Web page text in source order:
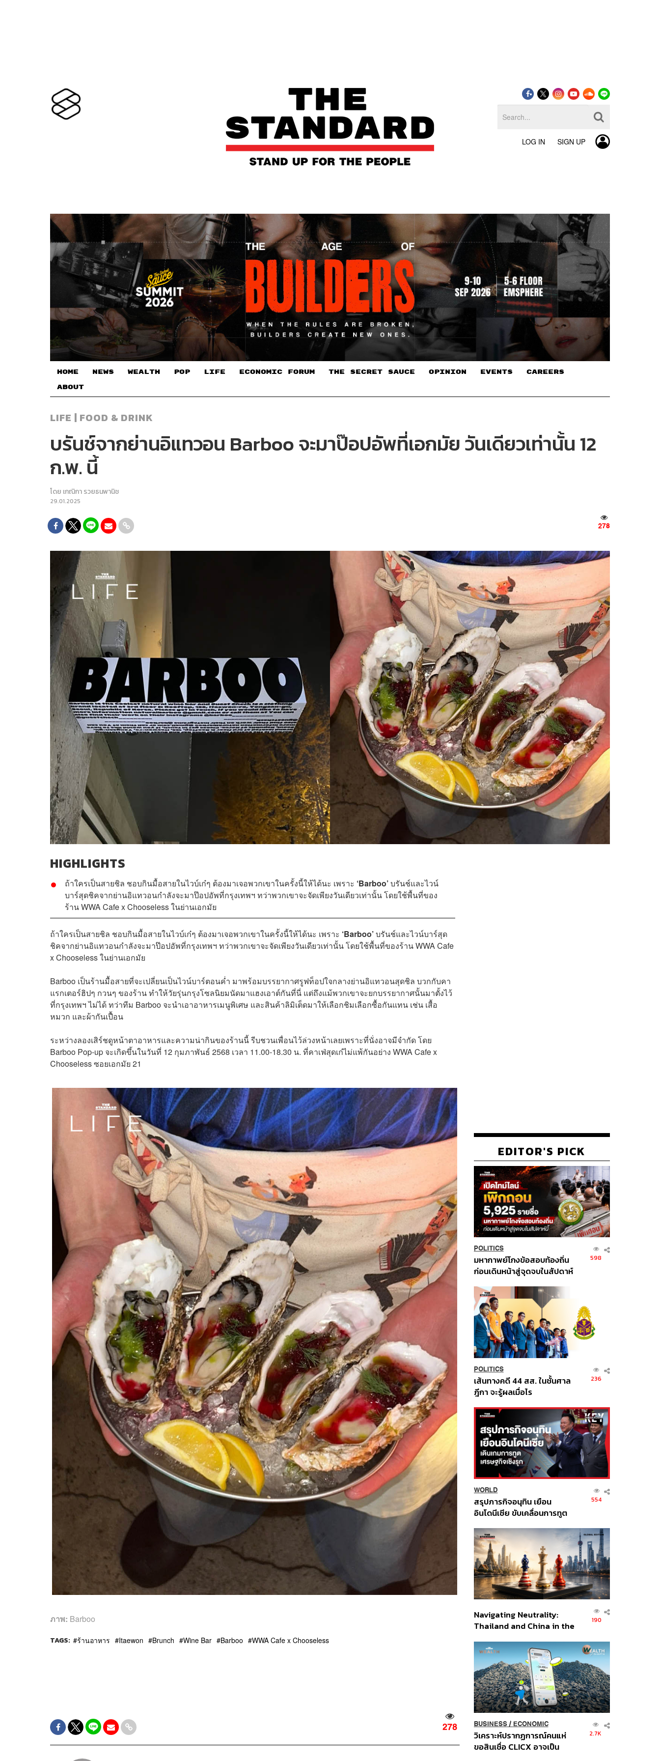
LOG IN SIGN UP
HOME NEWS WEALTH POP LIFE ECONOMIC FORUM THE SECRET SAUCE​ OPINION EVENTS CAREERS
ABOUT
LIFE | FOOD & DRINK
บรันช์จากย่านอิแทวอน Barboo จะมาป๊อปอัพที่เอกมัย วันเดียวเท่านั้น 12
ก.พ. นี้
โดย เกณิกา รวยธนพานิช
29.01.2025
278
HIGHLIGHTS
ถ้าใครเป็นสายชิล ชอบกินมื้อสายในไวบ์เก๋ๆ ต้องมาเจอพวกเขาในครั้งนี้ให้ได้นะ เพราะ ‘Barboo’บรันช์และไวน์
บาร์สุดชิคจากย่านอิแทวอนกำลังจะมาป๊อปอัพที่กรุงเทพฯ ทว่าพวกเขาจะจัดเพียงวันเดียวเท่านั้น โดยใช้พื้นที่ของ
ร้าน WWA Cafe x Chooseless ในย่านเอกมัย
ถ้าใครเป็นสายชิล ชอบกินมื้อสายในไวบ์เก๋ๆ ต้องมาเจอพวกเขาในครั้งนี้ให้ได้นะ เพราะ ‘Barboo’บรันช์และไวน์บาร์สุด
ชิคจากย่านอิแทวอนกำลังจะมาป๊อปอัพที่กรุงเทพฯ ทว่าพวกเขาจะจัดเพียงวันเดียวเท่านั้น โดยใช้พื้นที่ของร้าน WWA Cafe
x Chooseless ในย่านเอกมัย
Barboo เป็นร้านมื้อสายที่จะเปลี่ยนเป็นไวน์บาร์ตอนค่ำ มาพร้อมบรรยากาศรูฟท็อปใจกลางย่านอิแทวอนสุดชิล บวกกับคา
แรกเตอร์ฮิปๆ กวนๆ ของร้าน ทำให้วัยรุ่นกรุงโซลนิยมนัดมาแฮงเอาต์กันที่นี่ แต่ถึงแม้พวกเขาจะยกบรรยากาศนั้นมาตั้งไว้
ที่กรุงเทพฯ ไม่ได้ ทว่าทีม Barboo จะนำเอาอาหารเมนูพิเศษ และสินค้าลิมิเต็ดมาให้เลือกชิมเลือกซื้อกันแทน เช่น เสื้อ
หมวก และผ้ากันเปื้อน
ระหว่างลองเสิร์ชดูหน้าตาอาหารและความน่ากินของร้านนี้ รีบชวนเพื่อนไว้ล่วงหน้าเลยเพราะที่นั่งอาจมีจำกัด โดย
Barboo Pop-up จะเกิดขึ้นในวันที่ 12 กุมภาพันธ์ 2568 เวลา 11.00-18.30 น. ที่คาเฟ่สุดเก๋ไม่แพ้กันอย่าง WWA Cafe x
Chooselessซอยเอกมัย 21
ภาพ: Barboo
TAGS: ร้านอาหาร Itaewon Brunch Wine Bar Barboo WWA Cafe x Chooseless
278
EDITOR'S PICK
POLITICS
มหากาพย์โกงข้อสอบท้องถิ่น
ก่อนเดินหน้าสู่จุดจบในสัปดาห์
598
POLITICS
เส้นทางคดี 44 สส. ในชั้นศาล
ฎีกา จะรู้ผลเมื่อไร
236
WORLD
สรุปภารกิจอนุทิน เยือน
อินโดนีเซีย ขับเคลื่อนการทูต
ส่วนยุทธศาสตร์ไทย –
อินโดนีเซีย
554
Navigating Neutrality:
Thailand and China in the
Order
190
BUSINESS/ ECONOMIC
วิเคราะห์ปรากฏการณ์คนแห่
ขอสินเชื่อ CLICX อาจเป็น
2.7K